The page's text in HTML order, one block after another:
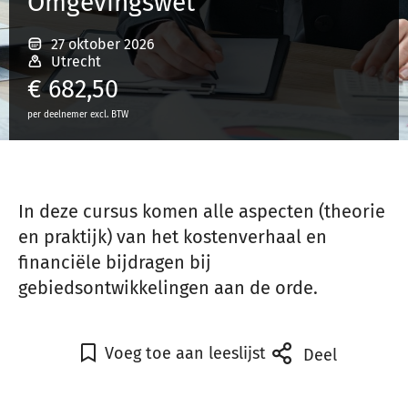
27 oktober 2026
Utrecht
€ 682,50
per deelnemer excl. BTW
In deze cursus komen alle aspecten (theorie
en praktijk) van het kostenverhaal en
financiële bijdragen bij
gebiedsontwikkelingen aan de orde.
Voeg toe aan leeslijst Deel